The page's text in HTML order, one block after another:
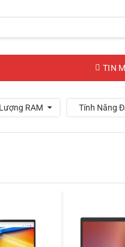
TIN
RAM Tính Năng